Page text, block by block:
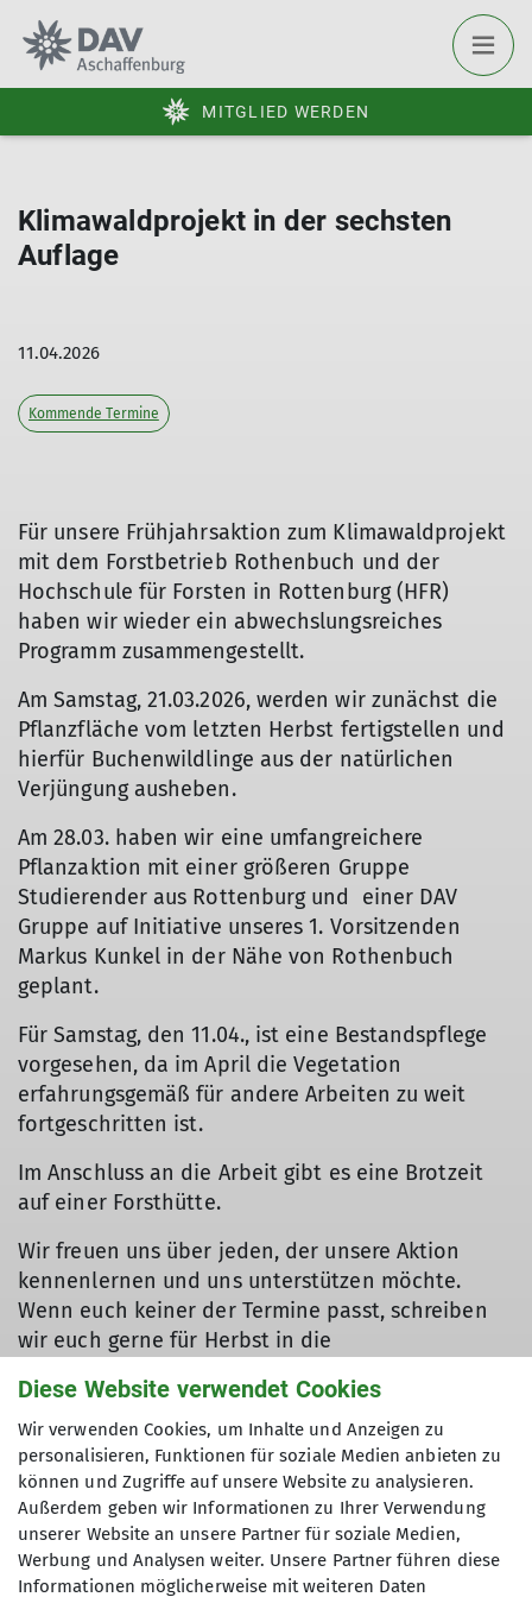
MITGLIED WERDEN
Klimawaldprojekt in der sechsten
Auflage
11.04.2026
Kommende Termine
Für unsere Frühjahrsaktion zum Klimawaldprojekt
mit dem Forstbetrieb Rothenbuch und der
Hochschule für Forsten in Rottenburg (HFR)
haben wir wieder ein abwechslungsreiches
Programm zusammengestellt.
Am Samstag, 21.03.2026, werden wir zunächst die
Pflanzfläche vom letzten Herbst fertigstellen und
hierfür Buchenwildlinge aus der natürlichen
Verjüngung ausheben.
Am 28.03. haben wir eine umfangreichere
Pflanzaktion mit einer größeren Gruppe
Studierender aus Rottenburg und einer DAV
Gruppe auf Initiative unseres 1. Vorsitzenden
Markus Kunkel in der Nähe von Rothenbuch
geplant.
Für Samstag, den 11.04., ist eine Bestandspflege
vorgesehen, da im April die Vegetation
erfahrungsgemäß für andere Arbeiten zu weit
fortgeschritten ist.
Im Anschluss an die Arbeit gibt es eine Brotzeit
auf einer Forsthütte.
Wir freuen uns über jeden, der unsere Aktion
kennenlernen und uns unterstützen möchte.
Wenn euch keiner der Termine passt, schreiben
wir euch gerne für Herbst in die
Ansprechpartner Volkmar Zankl ( Kontakt über die
Geschäftsstelle)
Diese Website verwendet Cookies
Wir verwenden Cookies, um Inhalte und Anzeigen zu
personalisieren, Funktionen für soziale Medien anbieten zu
können und Zugriffe auf unsere Website zu analysieren.
Außerdem geben wir Informationen zu Ihrer Verwendung
unserer Website an unsere Partner für soziale Medien,
Werbung und Analysen weiter. Unsere Partner führen diese
Informationen möglicherweise mit weiteren Daten